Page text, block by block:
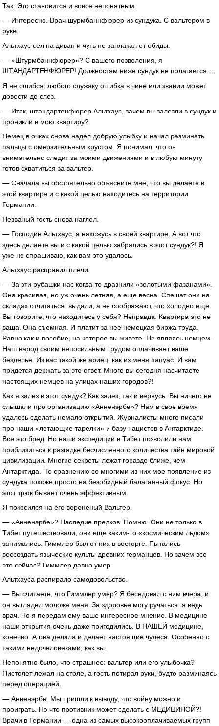
Так. Это становится и вовсе непонятным.
— Интересно. Врач-шурмбаннфюрер из сундука. С вальтером в
руке.
Альтхаус сел на диван и чуть не заплакал от обиды.
— «Штурмбаннфюрер»? С вашего позволения, я
ШТАНДАРТЕНФЮРЕР! Должностям ниже сундук не полагается….
Я не ошибся: любого служаку ошибка в чине или звании может
довести до слез.
— Итак, штандартенфюрер Альтхаус, зачем вы залезли в сундук и
проникли в мою квартиру?
Немец в очках снова надел добрую улыбку и начал разминать
пальцы с омерзительным хрустом. Я понимал, что он
внимательно следит за моими движениями и в любую минуту
готов схватиться за вальтер.
— Сначала вы обстоятельно объясните мне, что вы делаете в
этой квартире и с какой целью находитесь на территории
Германии.
Незваный гость снова наглел.
— Господин Альтхаус, я нахожусь в своей квартире. А вот что
здесь делаете вы и с какой целью забрались в этот сундук?! Я
уже не спрашиваю, как вам это удалось.
Альтхаус расправил плечи.
— За эти рубашки нас когда-то дразнили «золотыми фазанами».
Она красивая, но уж очень летняя, а еще весна. Спешат они на
складах отчитаться: выдали, а не соображают, что холодно еще.
Вы говорите, что находитесь у себя? Неправда. Квартира это не
ваша. Она съемная. И платит за нее немецкая биржа труда.
Равно как и пособие, на которое вы живете. Не являясь немцем.
Наш народ своим непосильным трудом оплачивает ваше
безделье. Из вас такой же ариец, как из меня папуас. И вам
придется держать за это ответ. Много вы сегодня насчитаете
настоящих немцев на улицах наших городов?!
Как я залез в этот сундук? Как залез, так и вернусь. Вы ничего не
слышали про организацию «Анненэрбе»? Нам в свое время
удалось сделать немало открытий. Журналисты много писали
про наши «летающие тарелки» и базу нацистов в Антарктиде.
Все это бред. Но наши экспедиции в Тибет позволили нам
приблизиться к разгадке бесчисленного количества тайн мировой
цивилизации. Многие секреты лежат гораздо ближе, чем
Антарктида. По сравнению со многими из них мое появление из
сундука похоже просто на безобидный балаганный фокус. Но
этот трюк бывает очень эффективным.
Я покосился на его вороненый Вальтер.
— «Анненэрбе»? Наследие предков. Помню. Они не только в
Тибет путешествовали, они еще каким-то «космическим льдом»
занимались. Гиммлер был от них в восторге. Пытались
воссоздать языческие культы древних германцев. Но зачем все
это сейчас? Гиммлер давно умер.
Альтхауса распирало самодовольство.
— Вы считаете, что Гиммлер умер? Я беседовал с ним вчера, и
он выглядел моложе меня. За здоровье могу ручаться: я ведь
врач. Но я передам ему ваше интересное мнение. В медицине
наши открытия очень даже пригодились. В НАШЕЙ медицине,
конечно. А она делала и делает настоящие чудеса. Особенно с
такими недочеловеками, как вы.
Непонятно было, что страшнее: вальтер или его улыбочка?
Пистолет лежал на столе, а гость потирал руки, будто разминаясь
перед операцией.
— Анненэрбе. Мы пришли к выводу, что войну можно и
проиграть. Но что противник может сделать с МЕДИЦИНОЙ?!
Врачи в Германии — одна из самых высокооплачиваемых групп